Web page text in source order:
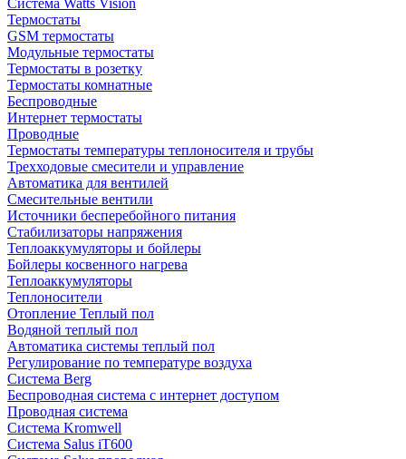
Термостаты
GSM термостаты
Модульные термостаты
Термостаты в розетку
Термостаты комнатные
Беспроводные
Интернет термостаты
Проводные
Термостаты температуры теплоносителя и трубы
Трехходовые смесители и управление
Автоматика для вентилей
Смесительные вентили
Источники бесперебойного питания
Стабилизаторы напряжения
Теплоаккумуляторы и бойлеры
Бойлеры косвенного нагрева
Теплоаккумуляторы
Теплоносители
Отопление Теплый пол
Водяной теплый пол
Автоматика системы теплый пол
Регулирование по температуре воздуха
Система Berg
Беспроводная система с интернет доступом
Проводная система
Система Kromwell
Система Salus iT600